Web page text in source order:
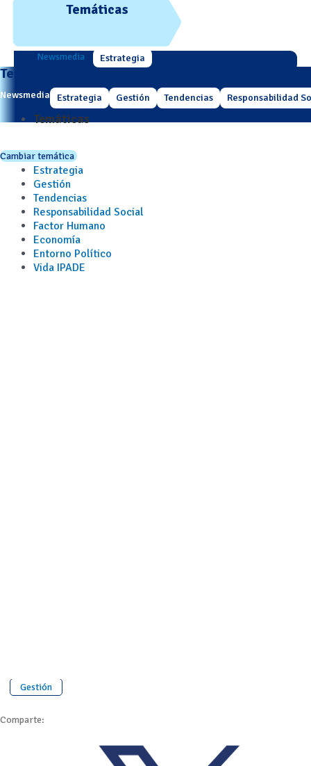
Temáticas
Newsmedia Estrategia
Temáticas
Newsmedia Estrategia Gestión Tendencias Responsabilidad
Temáticas
Cambiar temática
Estrategia
Gestión
Tendencias
Responsabilidad Social
Factor Humano
Economía
Entorno Político
Vida IPADE
Gestión
Comparte: